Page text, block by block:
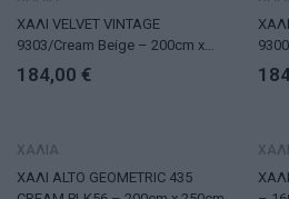
ΧΑΛΙ VELVET VINTAGE
9303/Cream Beige – 200cm x
250cm
184,00 €
ΧΑΛΙΑ
ΧΑΛΙ ALTO GEOMETRIC 435